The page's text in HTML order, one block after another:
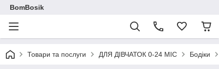
BomBosik
Товари та послуги ДЛЯ ДІВЧАТОК 0-24 МІС Бодіки